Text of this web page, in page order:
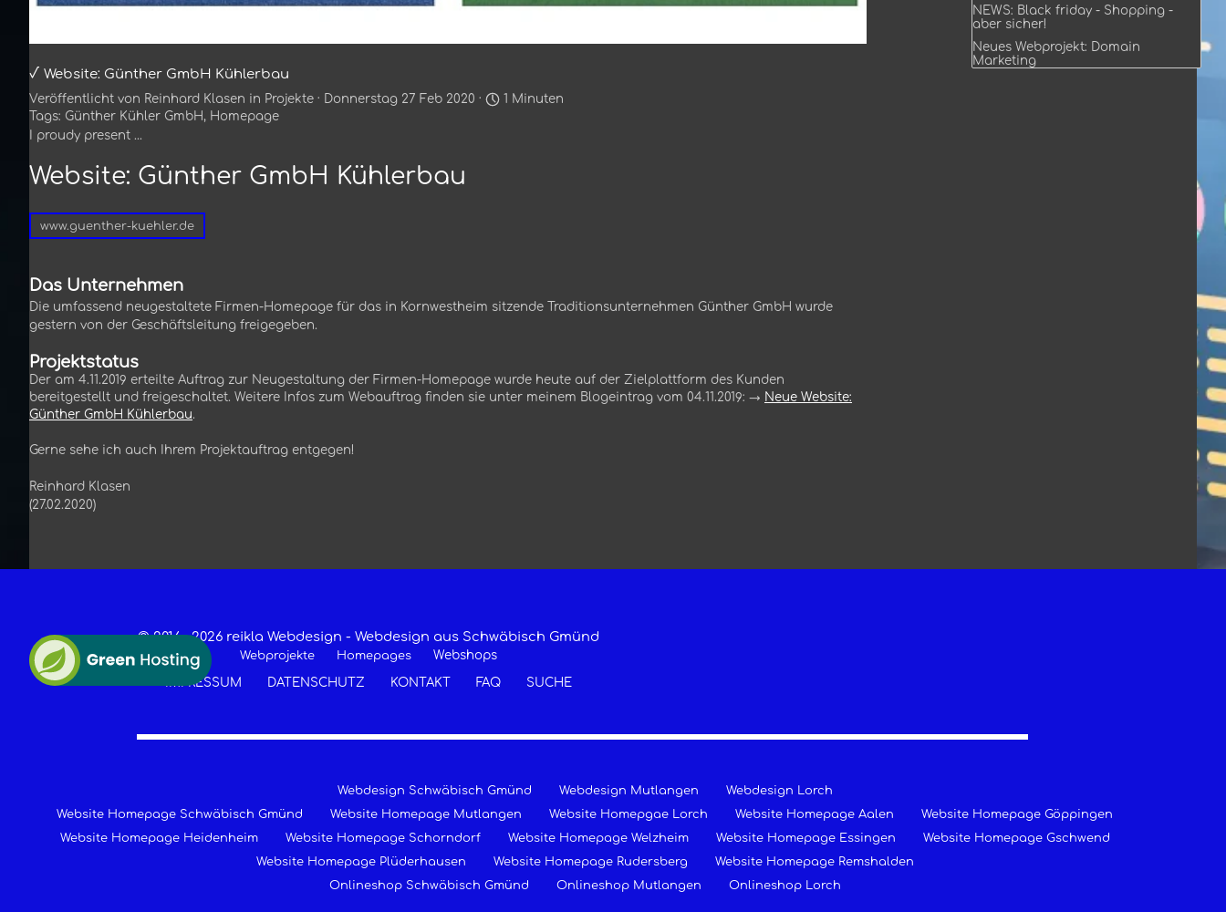
√ Website: Günther GmbH Kühlerbau
Veröffentlicht von Reinhard Klasen in Projekte · Donnerstag 27 Feb 2020 ·
1 Minuten
Tags: Günther Kühler GmbH , Homepage
proudy present ...
Website: Günther GmbH Kühlerbau
www.guenther-kuehler.de
Das Unternehmen
Die umfassend neugestaltete Firmen-Homepage für das in Kornwestheim sitzende Traditionsunternehmen Günther GmbH wurde
gestern von der Geschäftsleitung freigegeben.
Projektstatus
Der am 4.11.2019 erteilte Auftrag zur Neugestaltung der Firmen-Homepage wurde heute auf der Zielplattform des Kunden
bereitgestellt und freigeschaltet. Weitere Infos zum Webauftrag finden sie unter meinem Blogeintrag vom 04.11.2019: → Neue Website:
Günther GmbH Kühlerbau.
Gerne sehe ich auch Ihrem Projektauftrag entgegen!
Reinhard Klasen
(27.02.2020)
NEWS: Black friday - Shopping -
aber sicher!
Neues Webprojekt: Domain
Marketing
© 2016 -2026 reikla Webdesign - Webdesign aus Schwäbisch Gmünd
Webprojekte Homepages
Webshops
IMPRESSUM
DATENSCHUTZ KONTAKT FAQ SUCHE
Webdesign Schwäbisch Gmünd Webdesign Mutlangen
Webdesign Lorch
Website Homepage Schwäbisch Gmünd
Website Homepage Mutlangen Website Homepgae Lorch Website Homepage Aalen
Website Homepage Göppingen
Website Homepage Heidenheim
Website Homepage Schorndorf Website Homepage Welzheim Website Homepage Essingen
Website Homepage Gschwend
Website Homepage Plüderhausen
Website Homepage Rudersberg
Website Homepage Remshalden
Onlineshop Schwäbisch Gmünd
Onlineshop Mutlangen Onlineshop Lorch